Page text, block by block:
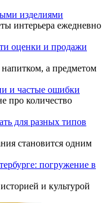
изделиями
интерьера ежедневно
оценки и продажи
а предметом
и частые ошибки
про количество
для разных типов
становится одним
погружение в
и культурой